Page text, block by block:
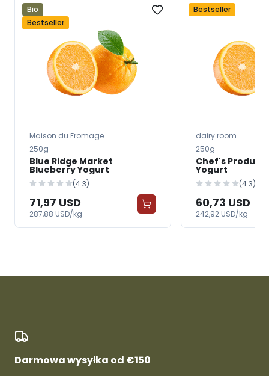
Bio
Bestseller
Maison du Fromage
250g
Blue Ridge Market
Blueberry Yogurt
(4.3)
71,97 USD
287,88 USD/kg
Bestseller
dairy room
250g
Chef's
Yogurt
(4.3)
60,73 USD
242,92 USD/kg
Darmowa wysyłka od €150